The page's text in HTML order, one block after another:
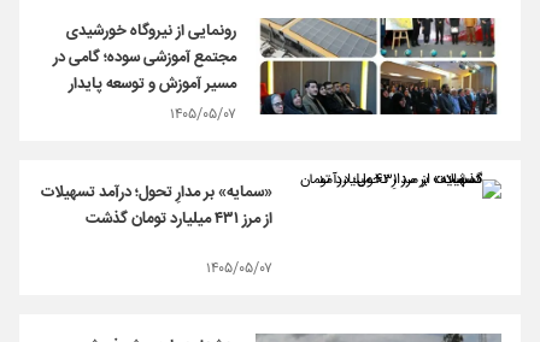
رونمایی از نیروگاه خورشیدی
مجتمع آموزشی سوده؛ گامی در
مسیر آموزش و توسعه پایدار
۱۴۰۵/۰۵/۰۷
«سمایه» بر مدارِ تحول؛ درآمد تسهیلات
از مرز ۴۳۱ میلیارد تومان گذشت
۱۴۰۵/۰۵/۰۷